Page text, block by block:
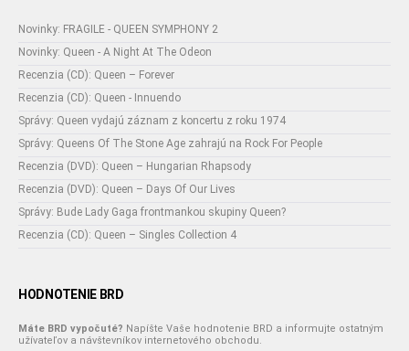
Novinky: FRAGILE - QUEEN SYMPHONY 2
Novinky: Queen - A Night At The Odeon
Recenzia (CD): Queen – Forever
Recenzia (CD): Queen - Innuendo
Správy: Queen vydajú záznam z koncertu z roku 1974
Správy: Queens Of The Stone Age zahrajú na Rock For People
Recenzia (DVD): Queen – Hungarian Rhapsody
Recenzia (DVD): Queen – Days Of Our Lives
Správy: Bude Lady Gaga frontmankou skupiny Queen?
Recenzia (CD): Queen – Singles Collection 4
HODNOTENIE BRD
Máte BRD vypočuté? Napíšte Vaše hodnotenie BRD a informujte ostatným
užívateľov a návštevníkov internetového obchodu.